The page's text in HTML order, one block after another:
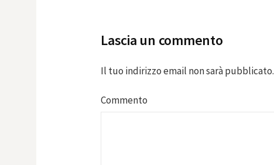
Lascia un commento
Il tuo indirizzo email non sarà pubblicato.
Commento